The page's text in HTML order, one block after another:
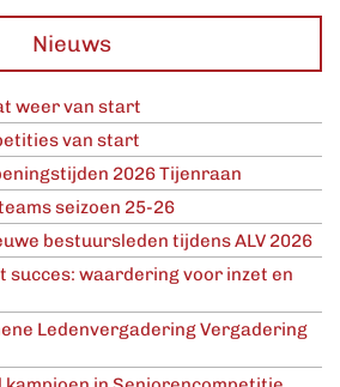
Nieuws
weer van start
van start
2026 Tijenraan
seizoen 25-26
bestuursleden tijdens ALV 2026
waardering voor inzet en
Ledenvergadering Vergadering